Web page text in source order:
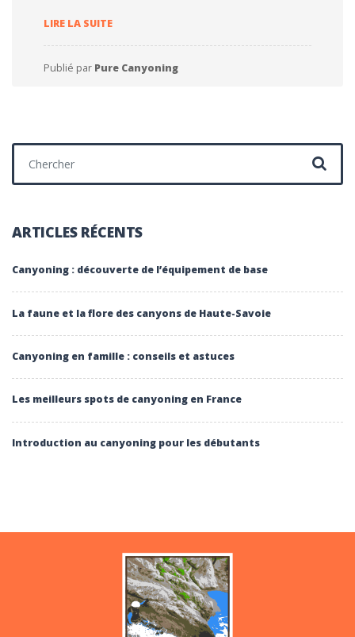
LIRE LA SUITELE GIFFRE SPORTIF
Publié par Pure Canyoning
ARTICLES RÉCENTS
Canyoning : découverte de l’équipement de base
La faune et la flore des canyons de Haute-Savoie
Canyoning en famille : conseils et astuces
Les meilleurs spots de canyoning en France
Introduction au canyoning pour les débutants